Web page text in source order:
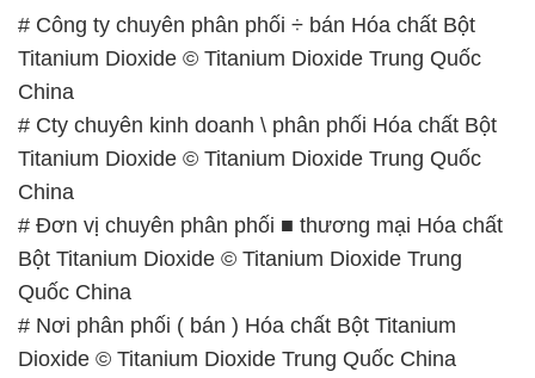
# Công ty chuyên phân phối ÷ bán Hóa chất Bột
Titanium Dioxide © Titanium Dioxide Trung Quốc
China
# Cty chuyên kinh doanh \ phân phối Hóa chất Bột
Titanium Dioxide © Titanium Dioxide Trung Quốc
China
# Đơn vị chuyên phân phối ■ thương mại Hóa chất
Bột Titanium Dioxide © Titanium Dioxide Trung
Quốc China
# Nơi phân phối ( bán ) Hóa chất Bột Titanium
Dioxide © Titanium Dioxide Trung Quốc China